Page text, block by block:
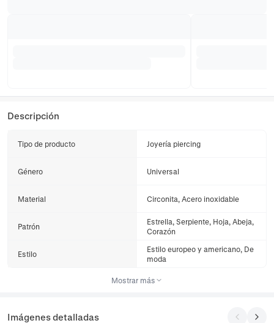
Descripción
Tipo de producto Joyería piercing
Género Universal
Material Circonita, Acero inoxidable
Patrón
Estrella, Serpiente, Hoja, Abeja,
Corazón
Estilo
Estilo europeo y americano, De
moda
Mostrar más
Imágenes detalladas